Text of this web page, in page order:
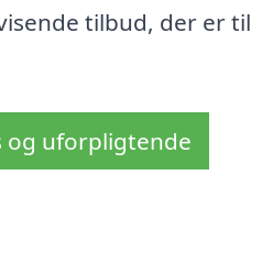
tilbud, der er til
og uforpligtende